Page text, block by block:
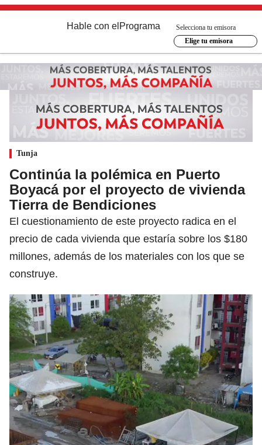
Hable con el Programa
Selecciona tu emisora
Elige tu emisora
Tunja
Continúa la polémica en Puerto
Boyacá por el proyecto de vivienda
Tierra de Bendiciones
El cuestionamiento de este proyecto radica en el
precio de cada vivienda que estaría sobre los $180
millones, además de los materiales con los que se
construye.